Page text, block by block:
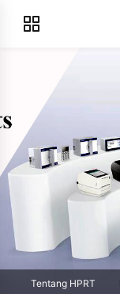
Tentang HPRT